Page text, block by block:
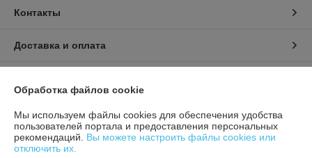
Контакты
Доставка и оплата
Полная версия сайта
Политика обработки cookies
Обработка файлов cookie
Мы используем файлы cookies для обеспечения удобства
пользователей портала и предоставления персональных
рекомендаций. Вы можете настроить файлы cookies или
отключить их.